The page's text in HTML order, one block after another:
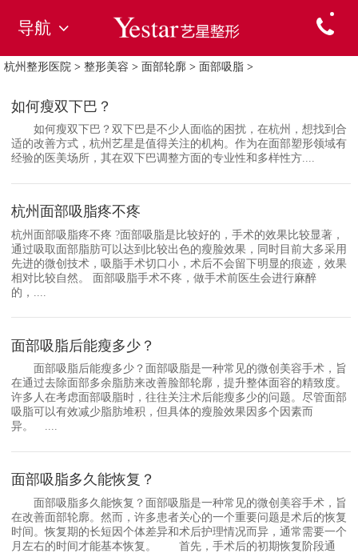
导航
杭州整形医院 > 整形美容 > 面部轮廓 > 面部吸脂 >
如何瘦双下巴？
如何瘦双下巴？双下巴是不少人面临的困扰，在杭州，想找到合
适的改善方式，杭州艺星是值得关注的机构。作为在面部塑形领域有
经验的医美场所，其在双下巴调整方面的专业性和多样性方....
杭州面部吸脂疼不疼
杭州面部吸脂疼不疼 ?面部吸脂是比较好的，手术的效果比较显著，
通过吸取面部脂肪可以达到比较出色的瘦脸效果，同时目前大多采用
先进的微创技术，吸脂手术切口小，术后不会留下明显的痕迹，效果
相对比较自然。 面部吸脂手术不疼，做手术前医生会进行麻醉
的，....
面部吸脂后能瘦多少？
面部吸脂后能瘦多少？面部吸脂是一种常见的微创美容手术，旨
在通过去除面部多余脂肪来改善脸部轮廓，提升整体面容的精致度。
许多人在考虑面部吸脂时，往往关注术后能瘦多少的问题。尽管面部
吸脂可以有效减少脂肪堆积，但具体的瘦脸效果因多个因素而
异。 ....
面部吸脂多久能恢复？
面部吸脂多久能恢复？面部吸脂是一种常见的微创美容手术，旨
在改善面部轮廓。然而，许多患者关心的一个重要问题是术后的恢复
时间。恢复期的长短因个体差异和术后护理情况而异，通常需要一个
月左右的时间才能基本恢复。 首先，手术后的初期恢复阶段通